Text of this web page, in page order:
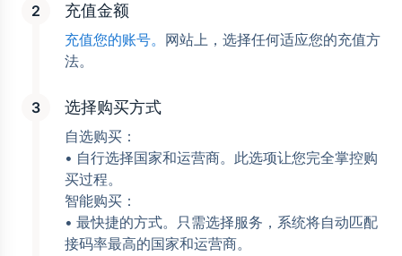
充值金额
充值您的账号。 网站上，选择任何适应您的充值方
法。
选择购买方式
自选购买：
• 自行选择国家和运营商。此选项让您完全掌控购
买过程。
智能购买：
• 最快捷的方式。只需选择服务，系统将自动匹配
接码率最高的国家和运营商。